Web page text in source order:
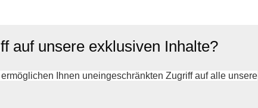
auf unsere exklusiven Inhalte?
Ihnen uneingeschränkten Zugriff auf alle unsere